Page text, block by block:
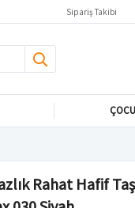
Sipariş Takibi
Rahat Hafif